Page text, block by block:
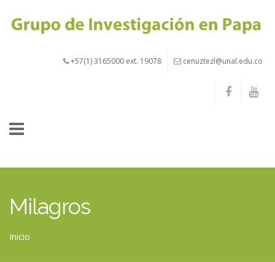
+57(1) 3165000 ext. 19078 cenuztezl@unal.edu.co
Milagros
Inicio